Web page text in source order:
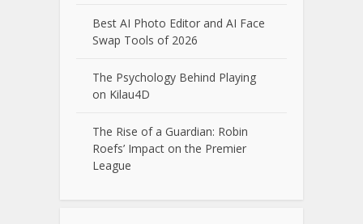
Best AI Photo Editor and AI Face
Swap Tools of 2026
The Psychology Behind Playing
on Kilau4D
The Rise of a Guardian: Robin
Roefs’ Impact on the Premier
League